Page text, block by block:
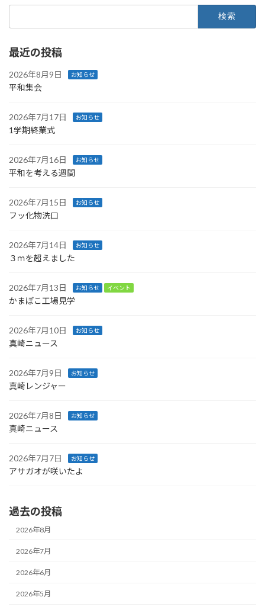
最近の投稿
2026年8月9日 お知らせ
平和集会
2026年7月17日 お知らせ
1学期終業式
2026年7月16日 お知らせ
平和を考える週間
2026年7月15日 お知らせ
フッ化物洗口
2026年7月14日 お知らせ
３ｍを超えました
2026年7月13日 お知らせ イベント
かまぼこ工場見学
2026年7月10日 お知らせ
真崎ニュース
2026年7月9日 お知らせ
真崎レンジャー
2026年7月8日 お知らせ
真崎ニュース
2026年7月7日 お知らせ
アサガオが咲いたよ
過去の投稿
2026年8月
2026年7月
2026年6月
2026年5月